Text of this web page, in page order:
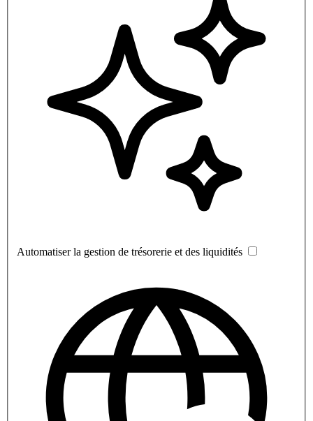
Automatiser la gestion de trésorerie et des liquidités